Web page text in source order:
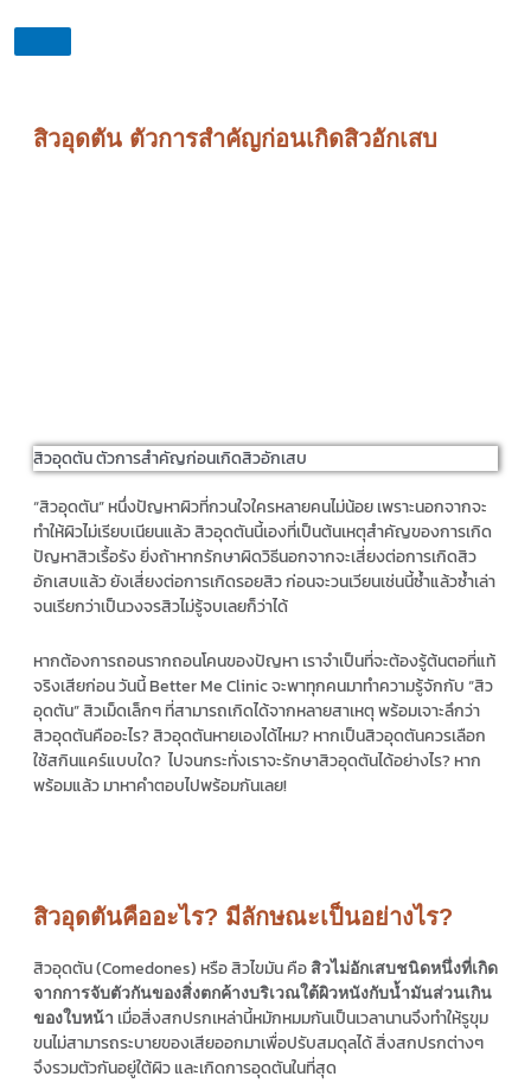
สิวอุดตัน ตัวการสำคัญก่อนเกิดสิวอักเสบ
สิวอุดตัน ตัวการสำคัญก่อนเกิดสิวอักเสบ
“สิวอุดตัน” หนึ่งปัญหาผิวที่กวนใจใครหลายคนไม่น้อย เพราะนอกจากจะ
ทำให้ผิวไม่เรียบเนียนแล้ว สิวอุดตันนี้เองที่เป็นต้นเหตุสำคัญของการเกิด
ปัญหาสิวเรื้อรัง ยิ่งถ้าหากรักษาผิดวิธีนอกจากจะเสี่ยงต่อการเกิดสิว
อักเสบแล้ว ยังเสี่ยงต่อการเกิดรอยสิว ก่อนจะวนเวียนเช่นนี้ซ้ำแล้วซ้ำเล่า
จนเรียกว่าเป็นวงจรสิวไม่รู้จบเลยก็ว่าได้
หากต้องการถอนรากถอนโคนของปัญหา เราจำเป็นที่จะต้องรู้ต้นตอที่แท้
จริงเสียก่อน วันนี้ Better Me Clinic จะพาทุกคนมาทำความรู้จักกับ “สิว
อุดตัน” สิวเม็ดเล็กๆ ที่สามารถเกิดได้จากหลายสาเหตุ พร้อมเจาะลึกว่า
สิวอุดตันคืออะไร? สิวอุดตันหายเองได้ไหม? หากเป็นสิวอุดตันควรเลือก
ใช้สกินแคร์แบบใด? ไปจนกระทั่งเราจะรักษาสิวอุดตันได้อย่างไร? หาก
พร้อมแล้ว มาหาคำตอบไปพร้อมกันเลย!
สิวอุดตันคืออะไร? มีลักษณะเป็นอย่างไร?
สิวอุดตัน (Comedones) หรือ สิวไขมัน คือ สิวไม่อักเสบชนิดหนึ่งที่เกิด
จากการจับตัวกันของสิ่งตกค้างบริเวณใต้ผิวหนังกับน้ำมันส่วนเกิน
ของใบหน้า เมื่อสิ่งสกปรกเหล่านี้หมักหมมกันเป็นเวลานานจึงทำให้รูขุม
ขนไม่สามารถระบายของเสียออกมาเพื่อปรับสมดุลได้ สิ่งสกปรกต่างๆ
จึงรวมตัวกันอยู่ใต้ผิว และเกิดการอุดตันในที่สุด